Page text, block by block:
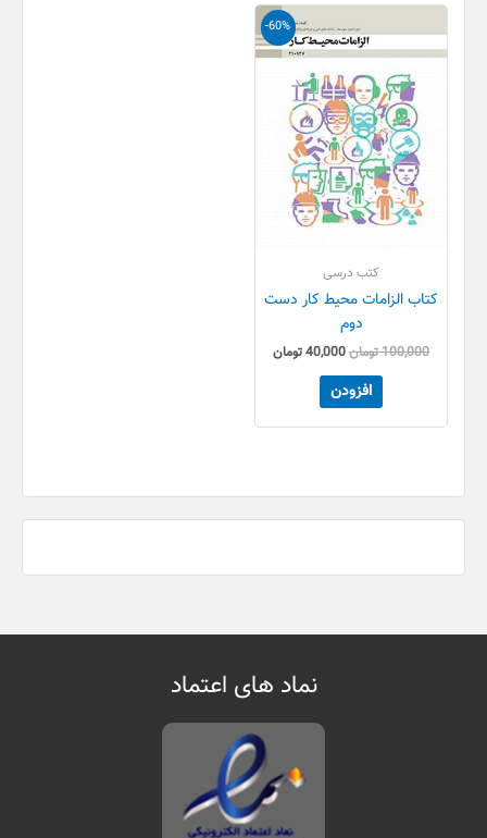
-60%
کتب درسی
کتاب الزامات محیط کار دست
دوم
100,000تومان
اصلی
100,000 تومان
بود.
40,000تومان
قیمت
فعلی
است.
افزودن
نماد های اعتماد